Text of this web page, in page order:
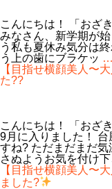
こんにちは！ 「おざ
みなさん、新学期が
う私も夏休み気分は
う上の歯にブラケッ …
【目指せ横顔美人〜
た??
こんにちは！ 「おざ
9月に入りました！
すね? ただまだまだ
さぬようお気を付け
【目指せ横顔美人〜
ました?